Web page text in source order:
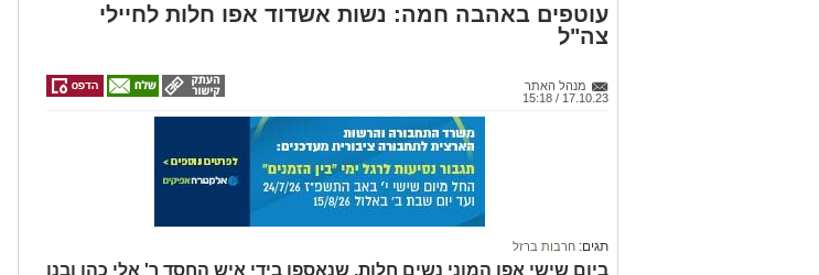
עוטפים באהבה חמה: נשות אשדוד אפו חלות לחיילי
צה"ל
מנהל האתר
17.10.23 / 15:18
תגים: חרבות ברזל
ביום שישי אפו המוני נשים חלות, שנאספו בידי איש החסד ר' אלי כהן ובנו